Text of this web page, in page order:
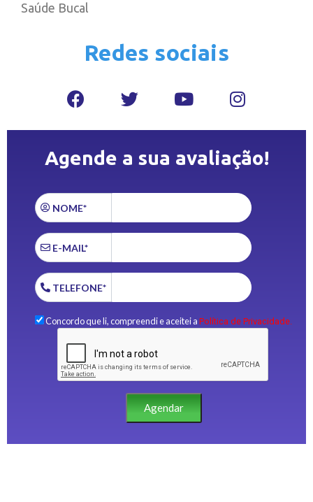
Saúde Bucal
Redes sociais
Agende a sua avaliação!
NOME*
E-MAIL*
TELEFONE*
Concordo que li, compreendi e aceitei a Política de Privacidade.
Agendar